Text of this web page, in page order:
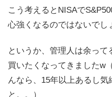
こう考えるとNISAで
心強くなるのではないでし
というか、管理人は余って
買いたくなってきましたw
んなら、15年以上あるし気
と。。）